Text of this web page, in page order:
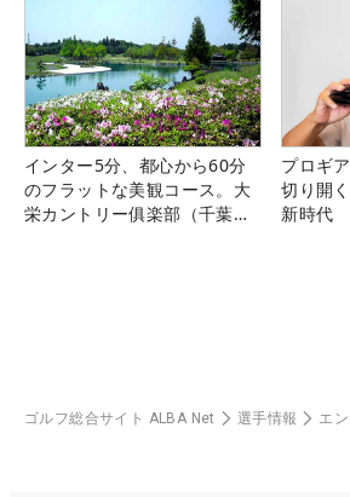
インター5分、都心から60分
のフラットな美観コース。大
栄カントリー俱楽部（千葉
プロギ
切り開
新時代
ゴルフ総合サイト ALBA Net 選手情報 エ